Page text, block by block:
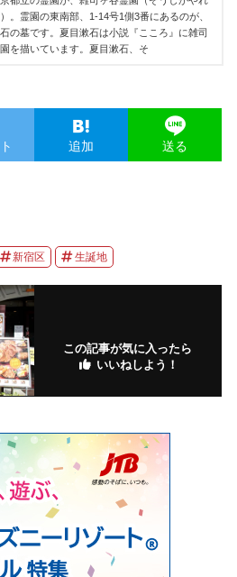
。霊園の東南部、1-14号1側3番にあるのが、
の墓です。夏目漱石は小説『こころ』に雑司
を描いています。夏目漱石、そ
追加 送る
新宿区 生誕地
この記事が気に入ったら
いいねしよう！